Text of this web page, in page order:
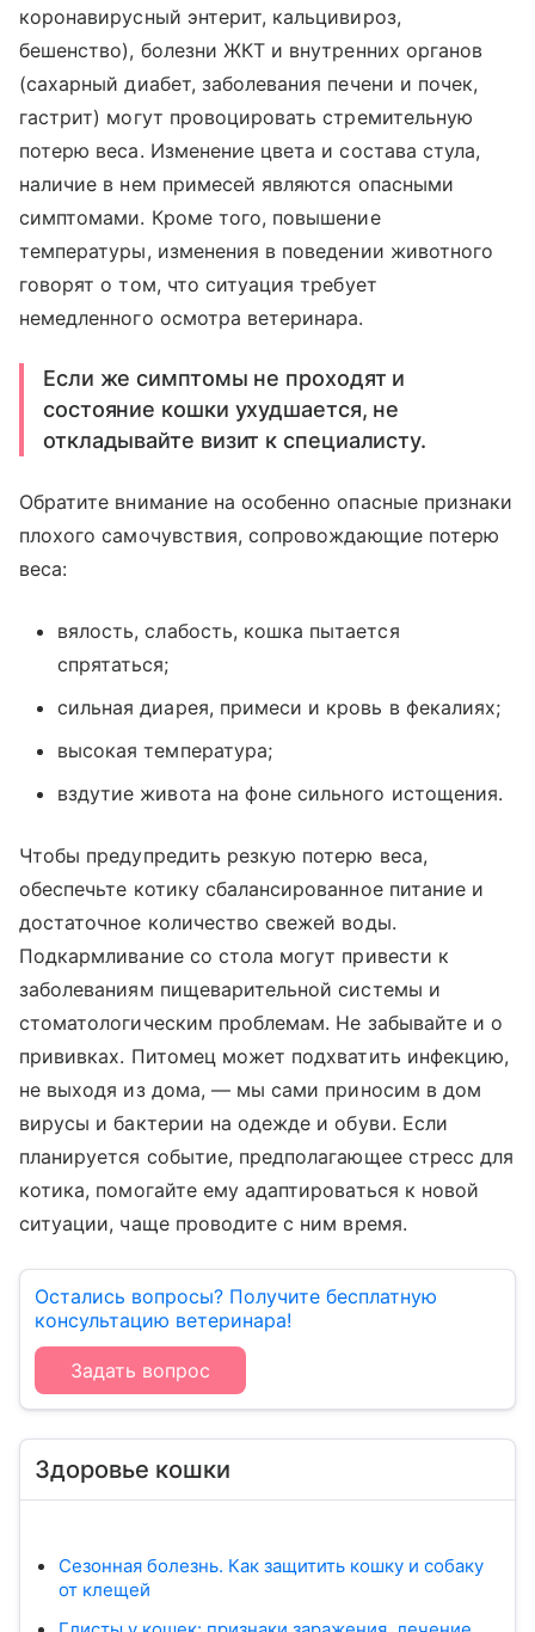
коронавирусный энтерит, кальцивироз,
бешенство), болезни ЖКТ и внутренних органов
(сахарный диабет, заболевания печени и почек,
гастрит) могут провоцировать стремительную
потерю веса. Изменение цвета и состава стула,
наличие в нем примесей являются опасными
симптомами. Кроме того, повышение
температуры, изменения в поведении животного
говорят о том, что ситуация требует
немедленного осмотра ветеринара.
Если же симптомы не проходят и
состояние кошки ухудшается, не
откладывайте визит к специалисту.
Обратите внимание на особенно опасные признаки
плохого самочувствия, сопровождающие потерю
веса:
вялость, слабость, кошка пытается
спрятаться;
сильная диарея, примеси и кровь в фекалиях;
высокая температура;
вздутие живота на фоне сильного истощения.
Чтобы предупредить резкую потерю веса,
обеспечьте котику сбалансированное питание и
достаточное количество свежей воды.
Подкармливание со стола могут привести к
заболеваниям пищеварительной системы и
стоматологическим проблемам. Не забывайте и о
прививках. Питомец может подхватить инфекцию,
не выходя из дома, — мы сами приносим в дом
вирусы и бактерии на одежде и обуви. Если
планируется событие, предполагающее стресс для
котика, помогайте ему адаптироваться к новой
ситуации, чаще проводите с ним время.
Остались вопросы? Получите бесплатную
консультацию ветеринара!
Задать вопрос
Здоровье кошки
Сезонная болезнь. Как защитить кошку и собаку
от клещей